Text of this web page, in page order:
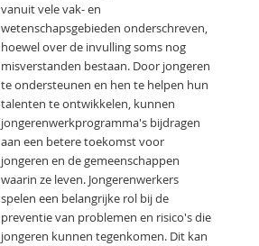
vanuit vele vak- en
wetenschapsgebieden onderschreven,
hoewel over de invulling soms nog
misverstanden bestaan. Door jongeren
te ondersteunen en hen te helpen hun
talenten te ontwikkelen, kunnen
jongerenwerkprogramma's bijdragen
aan een betere toekomst voor
jongeren en de gemeenschappen
waarin ze leven. Jongerenwerkers
spelen een belangrijke rol bij de
preventie van problemen en risico's die
jongeren kunnen tegenkomen. Dit kan